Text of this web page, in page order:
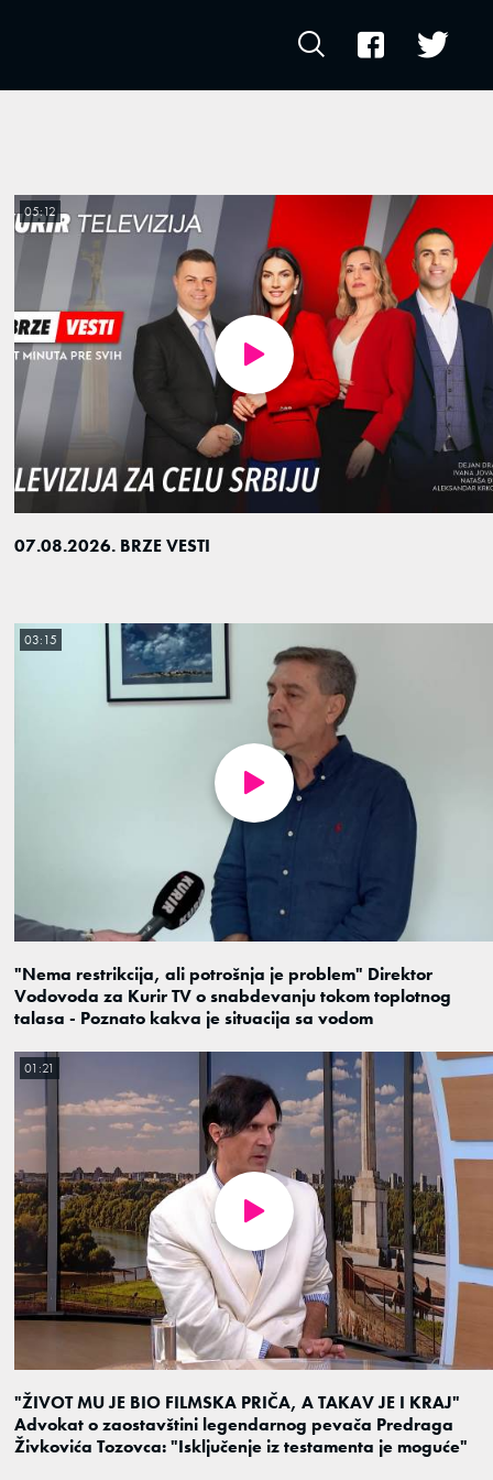
07.08.2026. BRZE VESTI
05:12
"Nema restrikcija, ali potrošnja je problem" Direktor
Vodovoda za Kurir TV o snabdevanju tokom toplotnog
talasa - Poznato kakva je situacija sa vodom
03:15
"ŽIVOT MU JE BIO FILMSKA PRIČA, A TAKAV JE I KRAJ"
Advokat o zaostavštini legendarnog pevača Predraga
Živkovića Tozovca: "Isključenje iz testamenta je moguće"
01:21